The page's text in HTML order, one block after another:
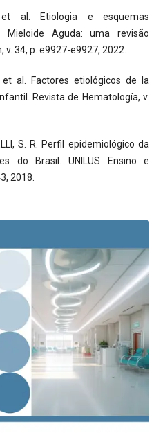
et al. Etiologia e esquemas
Mieloide Aguda: uma revisão
34, p. e9927-e9927, 2022.
et al. Factores etiológicos de la
Revista de Hematología, v.
S. R. Perfil epidemiológico da
do Brasil. UNILUS Ensino e
2018.